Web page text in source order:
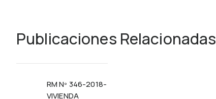
Publicaciones Relacionadas
RM Nº 346-2018-
VIVIENDA